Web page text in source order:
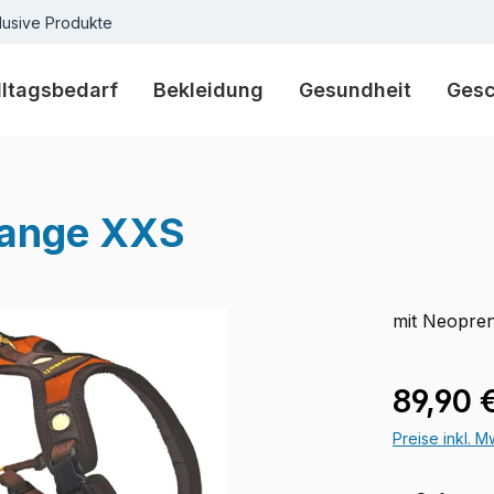
Produkte
Bekleidung Gesundheit
XXS
mit
89,90
Preise inkl.